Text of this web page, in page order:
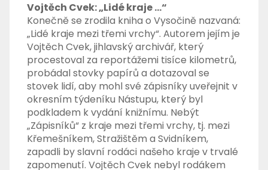
Vojtěch Cvek: „Lidé kraje …“
Konečně se zrodila kniha o Vysočině nazvaná:
„Lidé kraje mezi třemi vrchy“. Autorem jejím je
Vojtěch Cvek, jihlavský archivář, který
procestoval za reportážemi tisíce kilometrů,
probádal stovky papírů a dotazoval se
stovek lidí, aby mohl své zápisníky uveřejnit v
okresním týdeníku Nástupu, který byl
podkladem k vydání knižnímu. Nebýt
„Zápisníků“ z kraje mezi třemi vrchy, tj. mezi
Křemešníkem, Stražištěm a Svidníkem,
zapadli by slavní rodáci našeho kraje v trvalé
zapomenutí. Vojtěch Cvek nebyl rodákem